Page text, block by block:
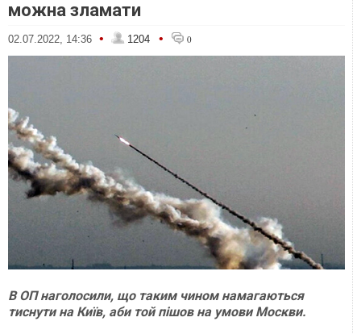
можна зламати
02.07.2022, 14:36 • 1204 • 0
В ОП наголосили, що таким чином намагаються
тиснути на Київ, аби той пішов на умови Москви.